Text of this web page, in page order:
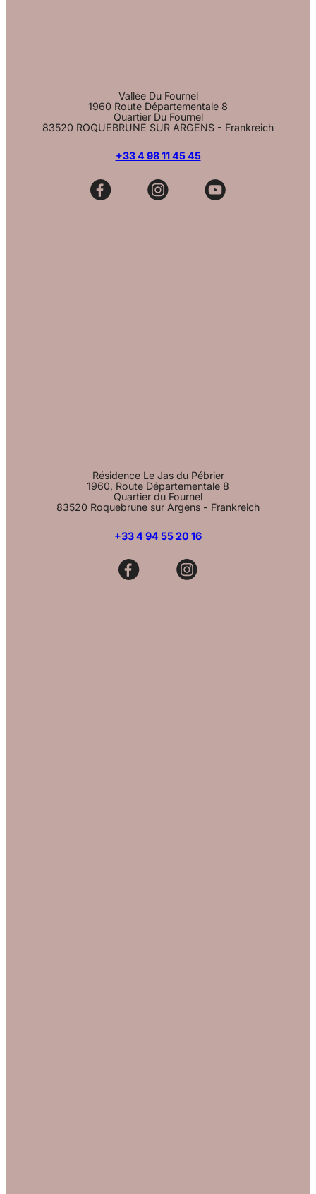
Vallée Du Fournel
1960 Route Départementale 8
Quartier Du Fournel
83520 ROQUEBRUNE SUR ARGENS - Frankreich
+33 4 98 11 45 45
Résidence Le Jas du Pébrier
1960, Route Départementale 8
Quartier du Fournel
83520 Roquebrune sur Argens - Frankreich
+33 4 94 55 20 16